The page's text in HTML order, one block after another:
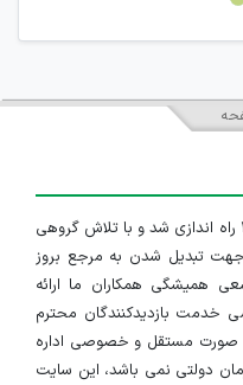
سایت ایران استخدام در تاریخ ۱۳۹۱/۱/۱۰ راه اندازی شد و با تلاش گروهی
جهت تبدیل شدن به مرجع بروز
همیشگی همکاران ما ارائه
خدمت بازدیدکنندگان محترم
صورت مستقل و خصوصی اداره
دولتی نمی باشد، این سایت